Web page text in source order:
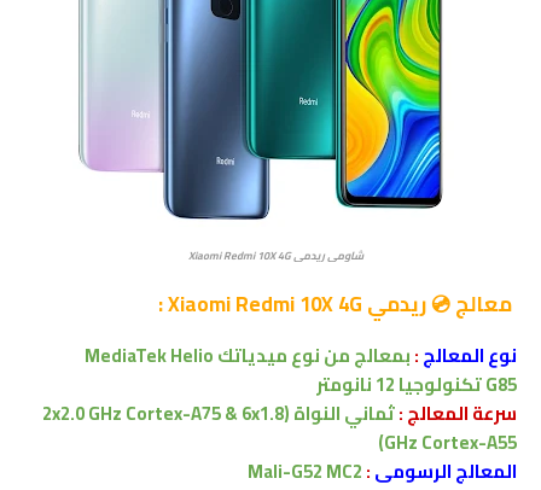
شاومي ريدمي Xiaomi Redmi 10X 4G
معالج 💿 ريدمي Xiaomi Redmi 10X 4G :
نوع المعالج:بمعالجمن نوعميدياتكMediaTek Helio
G85تكنولوجيا12نانومتر
سرعة المعالج :ثماني النواة (2x2.0 GHz Cortex-A75 & 6x1.8
GHz Cortex-A55)
المعالج الرسومى:
Mali-G52 MC2